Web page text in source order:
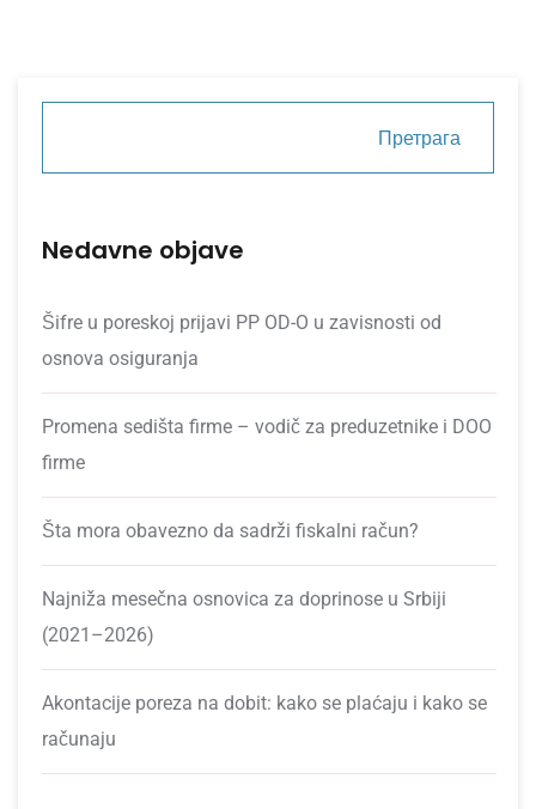
Претрага
Nedavne objave
Šifre u poreskoj prijavi PP OD-O u zavisnosti od
osnova osiguranja
Promena sedišta firme – vodič za preduzetnike i DOO
firme
Šta mora obavezno da sadrži fiskalni račun?
Najniža mesečna osnovica za doprinose u Srbiji
(2021–2026)
Akontacije poreza na dobit: kako se plaćaju i kako se
računaju